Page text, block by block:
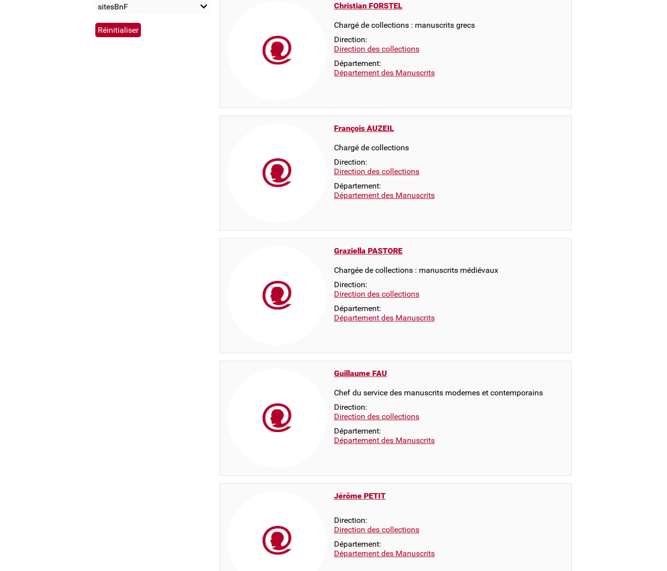
sitesBnF
Christian FORSTEL
Chargé de collections : manuscrits grecs
Direction:
Direction des collections
Département:
Département des Manuscrits
François AUZEIL
Chargé de collections
Direction:
Direction des collections
Département:
Département des Manuscrits
Graziella PASTORE
Chargée de collections : manuscrits médiévaux
Direction:
Direction des collections
Département:
Département des Manuscrits
Guillaume FAU
Chef du service des manuscrits modernes et contemporains
Direction:
Direction des collections
Département:
Département des Manuscrits
Jérôme PETIT
Direction:
Direction des collections
Département:
Département des Manuscrits